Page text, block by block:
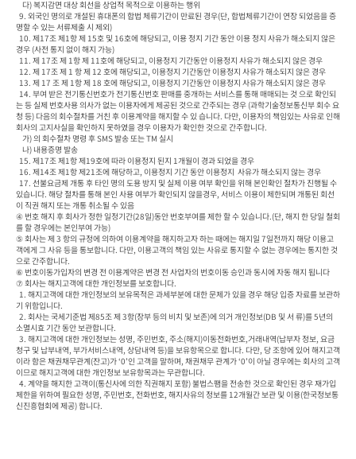
명할 수 있는 서류제출 시 제외)
경우 (사전 통지 없이 해지 가능)
는 등 실제 번호사용 의사가 없는 이용자에게 제공된 것으로 간주되는 경우 (과학기술정보통신부 회수 요
청 등) 다음의 회수절차를 거친 후 이용계약을 해지할 수 있 습니다. 다만, 이용자의 책임있는 사유로 인해
회사의 고지사실을 확인하지 못하였을 경우 이용자가 확인한 것으로 간주합니다.
  16. 제14조 제1항 제21조에 해당하고, 이용정지 기간 동안 이용정지  사유가 해소되지 않는 경우
있습니다. 해당 절차를 통해 본인 사용 여부가 확인되지 않을경우, 서비스 이용이 제한되며 개통된 회선
이 직권 해지 또는 개통 취소될 수 있음
④ 번호 해지 후 회사가 정한 일정기간(28일)동안 번호부여를 제한 할 수 있습니다.(단, 해지 한 당일 철회
를 할 경우에는 본인부여 가능)
⑤ 회사는 제 3 항의 규정에 의하여 이용계약을 해지하고자 하는 때에는 해지일 7일전까지 해당 이용고
객에게 그 사유 등을 통보합니다. 다만, 이용고객의 책임 있는 사유로 통지할 수 없는 경우에는 통지한 것
으로 간주합니다.
⑥ 번호이동가입자의 변경 전 이용계약은 변경 전 사업자의 번호이동 승인과 동시에 자동 해지 됩니다
⑦ 회사는 해지고객에 대한 개인정보를 보호합니다.
기 위함입니다.
소멸시효 기간 동안 보관합니다.
청구 및 납부내역, 부가서비스내역, 상담내역 등)을 보유항목으로 합니다. 다만, 당 조항에 있어 해지고객
이라 함은 채권채무관계(잔고)가 ‘0’인 고객을 말하며, 채권채무 관계가 ‘0’이 아닐 경우에는 회사의 고객
이므로 해지고객에 대한 개인정보 보유항목과는 무관합니다.
제한을 위하여 필요한 성명, 주민번호, 전화번호, 해지사유의 정보를 12개월간 보관 및 이용(한국정보통
신진흥협회에 제공) 합니다.